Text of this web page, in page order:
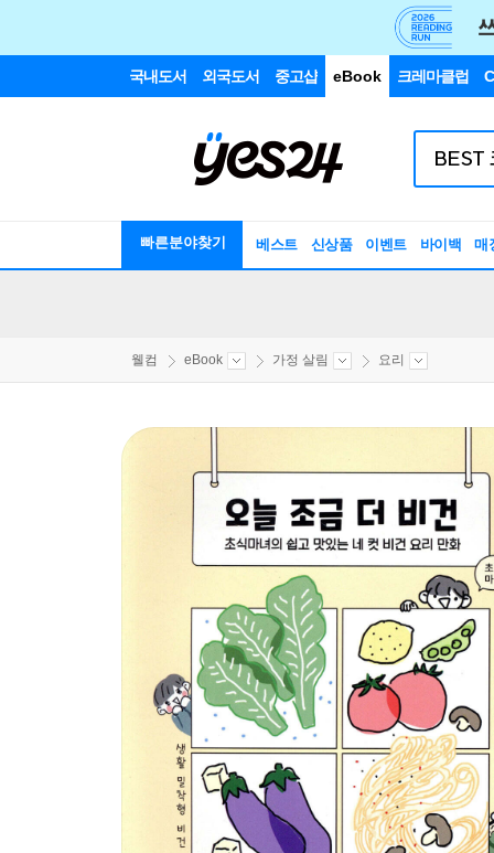
국내도서 외국도서 중고샵 eBook 크레마클럽
빠른분야찾기 베스트 신상품 이벤트 바이백 매
웰컴 eBook 가정 살림 요리